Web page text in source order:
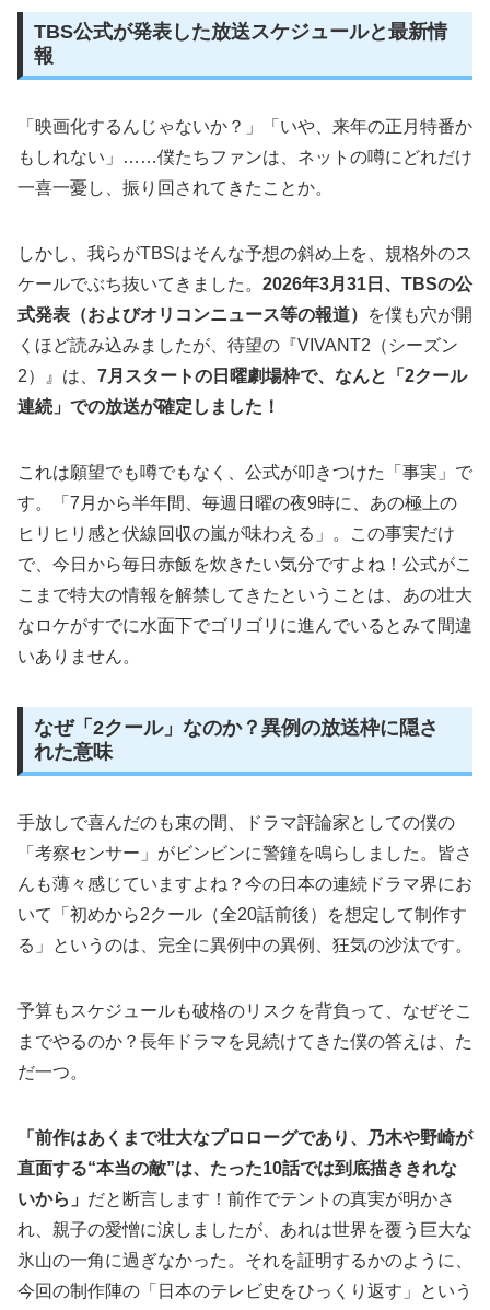
TBS公式が発表した放送スケジュールと最新情
報
「映画化するんじゃないか？」「いや、来年の正月特番か
もしれない」……僕たちファンは、ネットの噂にどれだけ
一喜一憂し、振り回されてきたことか。
しかし、我らがTBSはそんな予想の斜め上を、規格外のス
ケールでぶち抜いてきました。 2026年3月31日、TBSの公
式発表（およびオリコンニュース等の報道）
を僕も穴が開
くほど読み込みましたが、待望の『VIVANT2（シーズン
2）』は、 7月スタートの日曜劇場枠で、なんと「2クール
連続」での放送が確定しました！
これは願望でも噂でもなく、公式が叩きつけた「事実」で
す。「7月から半年間、毎週日曜の夜9時に、あの極上の
ヒリヒリ感と伏線回収の嵐が味わえる」。この事実だけ
で、今日から毎日赤飯を炊きたい気分ですよね！公式がこ
こまで特大の情報を解禁してきたということは、あの壮大
なロケがすでに水面下でゴリゴリに進んでいるとみて間違
いありません。
なぜ「2クール」なのか？異例の放送枠に隠さ
れた意味
手放しで喜んだのも束の間、ドラマ評論家としての僕の
「考察センサー」がビンビンに警鐘を鳴らしました。皆さ
んも薄々感じていますよね？今の日本の連続ドラマ界にお
いて「初めから2クール（全20話前後）を想定して制作す
る」というのは、完全に異例中の異例、狂気の沙汰です。
予算もスケジュールも破格のリスクを背負って、なぜそこ
までやるのか？長年ドラマを見続けてきた僕の答えは、た
だ一つ。
「前作はあくまで壮大なプロローグであり、乃木や野崎が
直面する“本当の敵”は、たった10話では到底描ききれな
いから」 だと断言します！前作でテントの真実が明かさ
れ、親子の愛憎に涙しましたが、あれは世界を覆う巨大な
氷山の一角に過ぎなかった。それを証明するかのように、
今回の制作陣の「日本のテレビ史をひっくり返す」という